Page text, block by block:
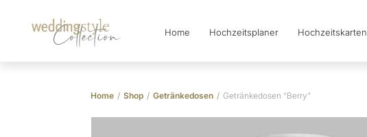
Collection Home Hochzeitsplaner Hochzeitskarten
Home / Shop / Getränkedosen / Getränkedosen “Berry”